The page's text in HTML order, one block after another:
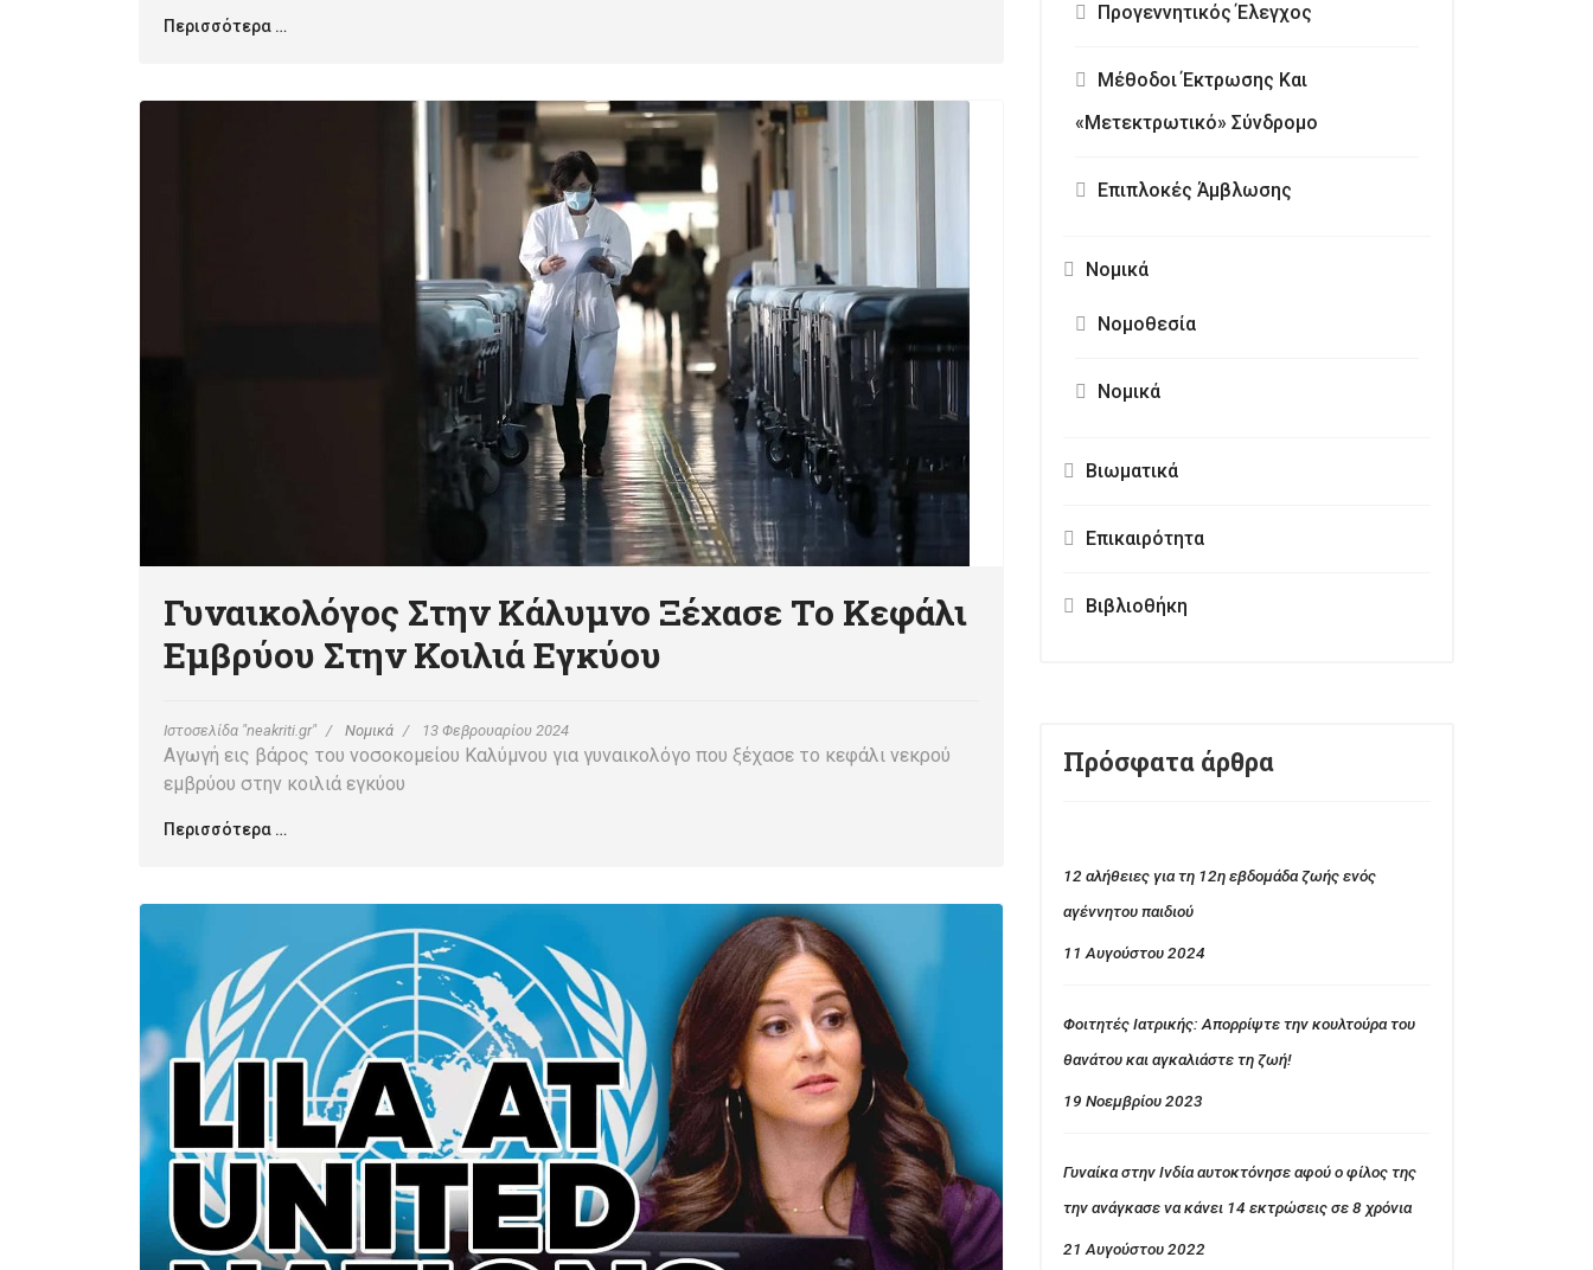
Περισσότερα …
Γυναικολόγος Στην Κάλυμνο Ξέχασε Το Κεφάλι
Εμβρύου Στην Κοιλιά Εγκύου
Ιστοσελίδα "neakriti.gr" Νομικά 13 Φεβρουαρίου 2024
Αγωγή εις βάρος του νοσοκομείου Καλύμνου για γυναικολόγο που ξέχασε το κεφάλι νεκρού
εμβρύου στην κοιλιά εγκύου
Περισσότερα …
Προγεννητικός Έλεγχος
Μέθοδοι Έκτρωσης Και
«Μετεκτρωτικό» Σύνδρομο
Επιπλοκές Άμβλωσης
Νομικά
Νομοθεσία
Νομικά
Βιωματικά
Επικαιρότητα
Βιβλιοθήκη
Πρόσφατα άρθρα
12 αλήθειες για τη 12η εβδομάδα ζωής ενός
αγέννητου παιδιού
11 Αυγούστου 2024
Φοιτητές Ιατρικής: Απορρίψτε την κουλτούρα του
θανάτου και αγκαλιάστε τη ζωή!
19 Νοεμβρίου 2023
Γυναίκα στην Ινδία αυτοκτόνησε αφού ο φίλος της
την ανάγκασε να κάνει 14 εκτρώσεις σε 8 χρόνια
21 Αυγούστου 2022